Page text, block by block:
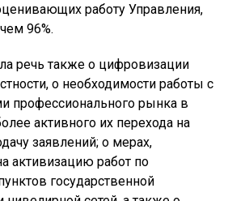
работу Управления,
96%.
речь также о цифровизации
о необходимости работы с
профессионального рынка в
активного их перехода на
заявлений; о мерах,
активизацию работ по
государственной